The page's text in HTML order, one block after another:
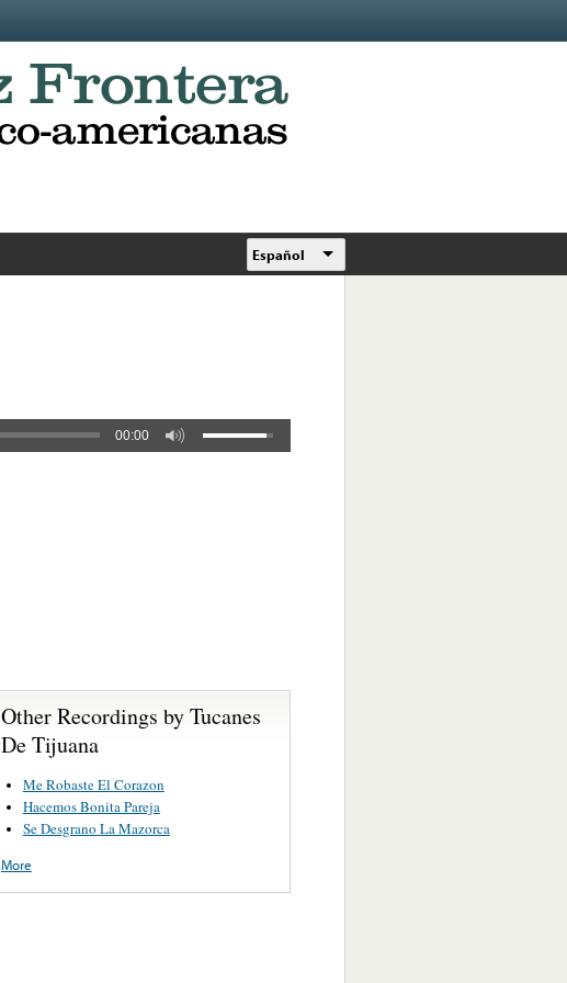
Español
00:00
Other Recordings by Tucanes
De Tijuana
Me Robaste El Corazon
Hacemos Bonita Pareja
Se Desgrano La Mazorca
More